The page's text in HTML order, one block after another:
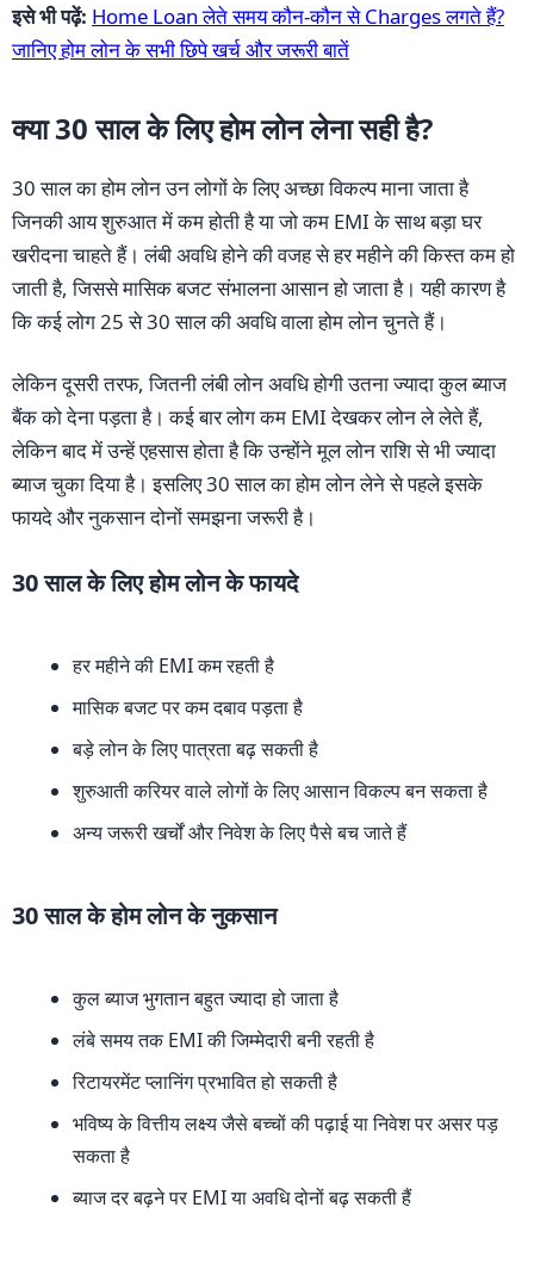
इसे भी पढ़ें: Home Loan लेते समय कौन-कौन से Charges लगते हैं?
जानिए होम लोन के सभी छिपे खर्च और जरूरी बातें
क्या 30 साल के लिए होम लोन लेना सही है?
30 साल का होम लोन उन लोगों के लिए अच्छा विकल्प माना जाता है
जिनकी आय शुरुआत में कम होती है या जो कम EMI के साथ बड़ा घर
खरीदना चाहते हैं। लंबी अवधि होने की वजह से हर महीने की किस्त कम हो
जाती है, जिससे मासिक बजट संभालना आसान हो जाता है। यही कारण है
कि कई लोग 25 से 30 साल की अवधि वाला होम लोन चुनते हैं।
लेकिन दूसरी तरफ, जितनी लंबी लोन अवधि होगी उतना ज्यादा कुल ब्याज
बैंक को देना पड़ता है। कई बार लोग कम EMI देखकर लोन ले लेते हैं,
लेकिन बाद में उन्हें एहसास होता है कि उन्होंने मूल लोन राशि से भी ज्यादा
ब्याज चुका दिया है। इसलिए 30 साल का होम लोन लेने से पहले इसके
फायदे और नुकसान दोनों समझना जरूरी है।
30 साल के लिए होम लोन के फायदे
हर महीने की EMI कम रहती है
मासिक बजट पर कम दबाव पड़ता है
बड़े लोन के लिए पात्रता बढ़ सकती है
शुरुआती करियर वाले लोगों के लिए आसान विकल्प बन सकता है
अन्य जरूरी खर्चों और निवेश के लिए पैसे बच जाते हैं
30 साल के होम लोन के नुकसान
कुल ब्याज भुगतान बहुत ज्यादा हो जाता है
लंबे समय तक EMI की जिम्मेदारी बनी रहती है
रिटायरमेंट प्लानिंग प्रभावित हो सकती है
भविष्य के वित्तीय लक्ष्य जैसे बच्चों की पढ़ाई या निवेश पर असर पड़
सकता है
ब्याज दर बढ़ने पर EMI या अवधि दोनों बढ़ सकती हैं